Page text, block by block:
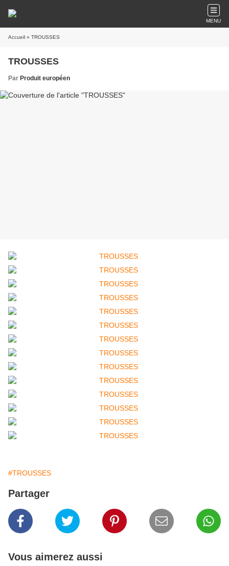
MENU
Accueil » TROUSSES
TROUSSES
Par Produit européen
#TROUSSES
Partager
Vous aimerez aussi